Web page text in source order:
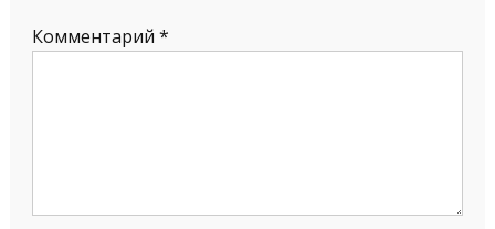
Комментарий *